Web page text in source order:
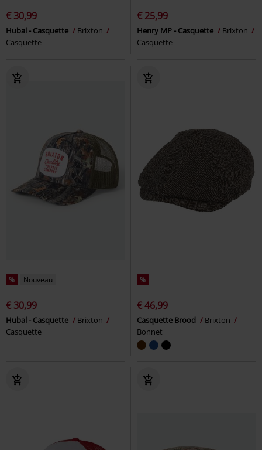
€ 30,99
Hubal - Casquette
Brixton
Casquette
€ 25,99
Henry MP - Casquette
Brixton
Casquette
% Nouveau
€ 30,99
Hubal - Casquette
Brixton
Casquette
%
€ 46,99
Casquette Brood
Brixton
Bonnet